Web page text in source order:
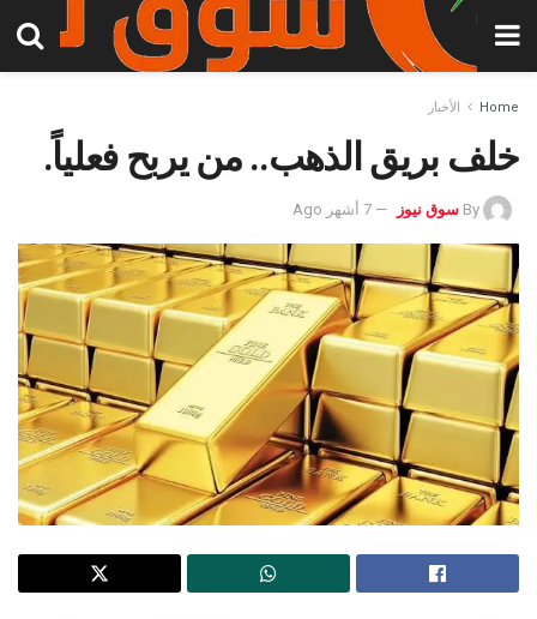
Home الأخبار
خلف بريق الذهب.. من يربح فعلياً.
By سوق نيوز 7 أشهر Ago